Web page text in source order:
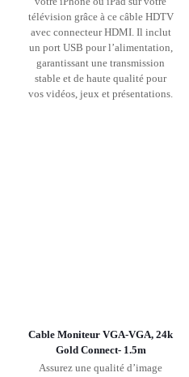
télévision grâce à ce câble HDTV
avec connecteur HDMI. Il inclut
un port USB pour l’alimentation,
garantissant une transmission
stable et de haute qualité pour
vos vidéos, jeux et présentations.
Cable Moniteur VGA-VGA, 24k
Gold Connect- 1.5m
Assurez une qualité d’image